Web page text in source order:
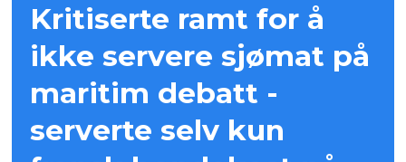
Kritiserte ramt for å
ikke servere sjømat på
maritim debatt -
serverte selv kun